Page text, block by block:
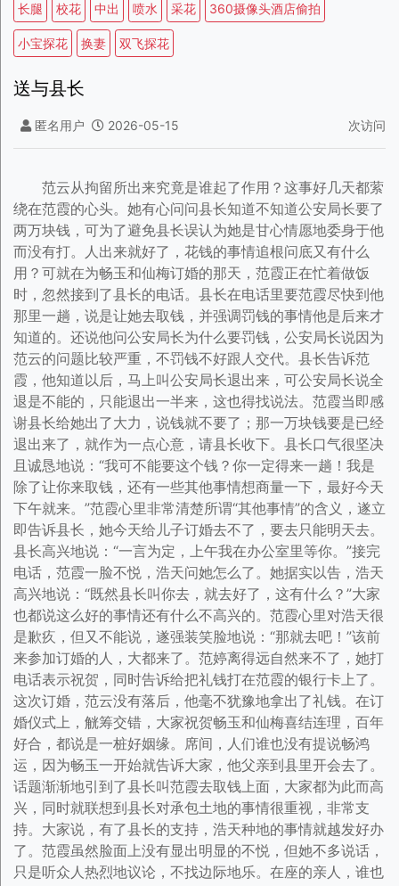
长腿 校花 中出 喷水 采花 360摄像头酒店偷拍
小宝探花 换妻 双飞探花
送与县长
匿名用户 2026-05-15 次访问
范云从拘留所出来究竟是谁起了作用？这事好几天都萦
绕在范霞的心头。她有心问问县长知道不知道公安局长要了
两万块钱，可为了避免县长误认为她是甘心情愿地委身于他
而没有打。人出来就好了，花钱的事情追根问底又有什么
用？可就在为畅玉和仙梅订婚的那天，范霞正在忙着做饭
时，忽然接到了县长的电话。县长在电话里要范霞尽快到他
那里一趟，说是让她去取钱，并强调罚钱的事情他是后来才
知道的。还说他问公安局长为什么要罚钱，公安局长说因为
范云的问题比较严重，不罚钱不好跟人交代。县长告诉范
霞，他知道以后，马上叫公安局长退出来，可公安局长说全
退是不能的，只能退出一半来，这也得找说法。范霞当即感
谢县长给她出了大力，说钱就不要了；那一万块钱要是已经
退出来了，就作为一点心意，请县长收下。县长口气很坚决
且诚恳地说：“我可不能要这个钱？你一定得来一趟！我是
除了让你来取钱，还有一些其他事情想商量一下，最好今天
下午就来。”范霞心里非常清楚所谓“其他事情”的含义，遂立
即告诉县长，她今天给儿子订婚去不了，要去只能明天去。
县长高兴地说：“一言为定，上午我在办公室里等你。”接完
电话，范霞一脸不悦，浩天问她怎么了。她据实以告，浩天
高兴地说：“既然县长叫你去，就去好了，这有什么？”大家
也都说这么好的事情还有什么不高兴的。范霞心里对浩天很
是歉疚，但又不能说，遂强装笑脸地说：“那就去吧！”该前
来参加订婚的人，大都来了。范婷离得远自然来不了，她打
电话表示祝贺，同时告诉给把礼钱打在范霞的银行卡上了。
这次订婚，范云没有落后，他毫不犹豫地拿出了礼钱。在订
婚仪式上，觥筹交错，大家祝贺畅玉和仙梅喜结连理，百年
好合，都说是一桩好姻缘。席间，人们谁也没有提说畅鸿
运，因为畅玉一开始就告诉大家，他父亲到县里开会去了。
话题渐渐地引到了县长叫范霞去取钱上面，大家都为此而高
兴，同时就联想到县长对承包土地的事情很重视，非常支
持。大家说，有了县长的支持，浩天种地的事情就越发好办
了。范霞虽然脸面上没有显出明显的不悦，但她不多说话，
只是听众人热烈地议论，不找边际地乐。在座的亲人，谁也